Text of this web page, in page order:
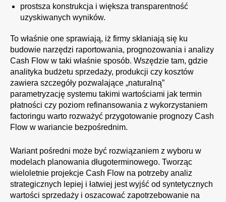
prostsza konstrukcja i większa transparentność
uzyskiwanych wyników.
To właśnie one sprawiają, iż firmy skłaniają się ku
budowie narzędzi raportowania, prognozowania i analizy
Cash Flow w taki właśnie sposób. Wszędzie tam, gdzie
analityka budżetu sprzedaży, produkcji czy kosztów
zawiera szczegóły pozwalające „naturalną”
parametryzację systemu takimi wartościami jak termin
płatności czy poziom refinansowania z wykorzystaniem
factoringu warto rozważyć przygotowanie prognozy Cash
Flow w wariancie bezpośrednim.
Wariant pośredni może być rozwiązaniem z wyboru w
modelach planowania długoterminowego. Tworząc
wieloletnie projekcje Cash Flow na potrzeby analiz
strategicznych lepiej i łatwiej jest wyjść od syntetycznych
wartości sprzedaży i oszacować zapotrzebowanie na